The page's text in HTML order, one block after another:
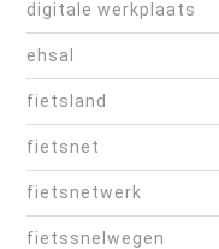
digitale werkplaats
ehsal
fietsland
fietsnet
fietsnetwerk
fietssnelwegen